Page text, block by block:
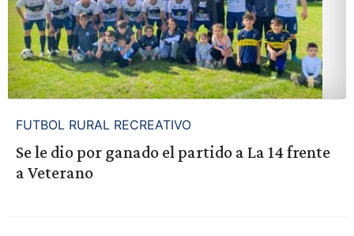
FUTBOL RURAL RECREATIVO
Se le dio por ganado el partido a La 14 frente
a Veterano